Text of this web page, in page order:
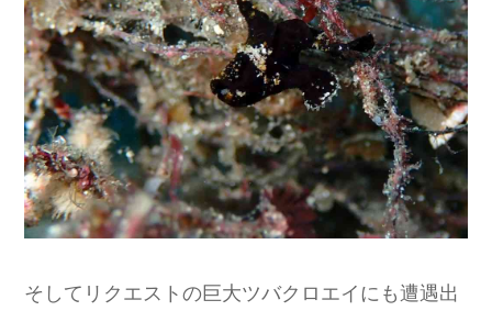
そしてリクエストの巨大ツバクロエイにも遭遇出